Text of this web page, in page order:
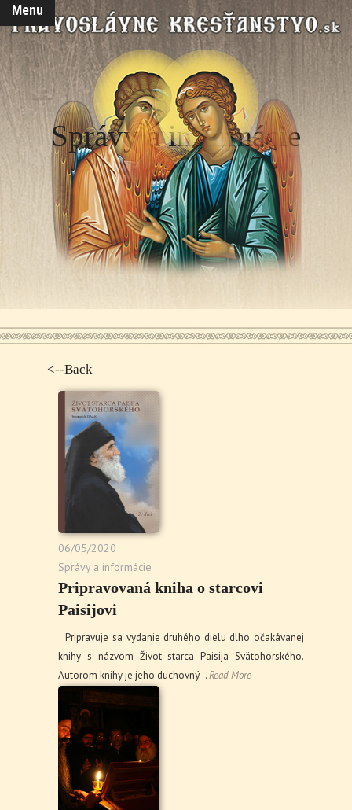
Menu
Správy a informácie
<--Back
06/05/2020
Správy a informácie
Pripravovaná kniha o starcovi
Paisijovi
Pripravuje sa vydanie druhého dielu dlho očakávanej
knihy s názvom Život starca Paisija Svätohorského.
Autorom knihy je jeho duchovný…Read More